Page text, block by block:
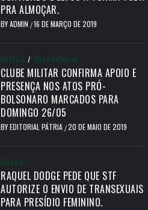
PRA ALMOÇAR.
BYADMIN /16 DE MARÇO DE 2019
DEFESA / PRESIDÊNCIA
CLUBE MILITAR CONFIRMA APOIO E
PRESENÇA NOS ATOS PRÓ-
BOLSONARO MARCADOS PARA
DOMINGO 26/05
BYEDITORIAL PÁTRIA /20 DE MAIO DE 2019
BRASIL
RAQUEL DODGE PEDE QUE STF
AUTORIZE O ENVIO DE TRANSEXUAIS
PARA PRESÍDIO FEMININO.